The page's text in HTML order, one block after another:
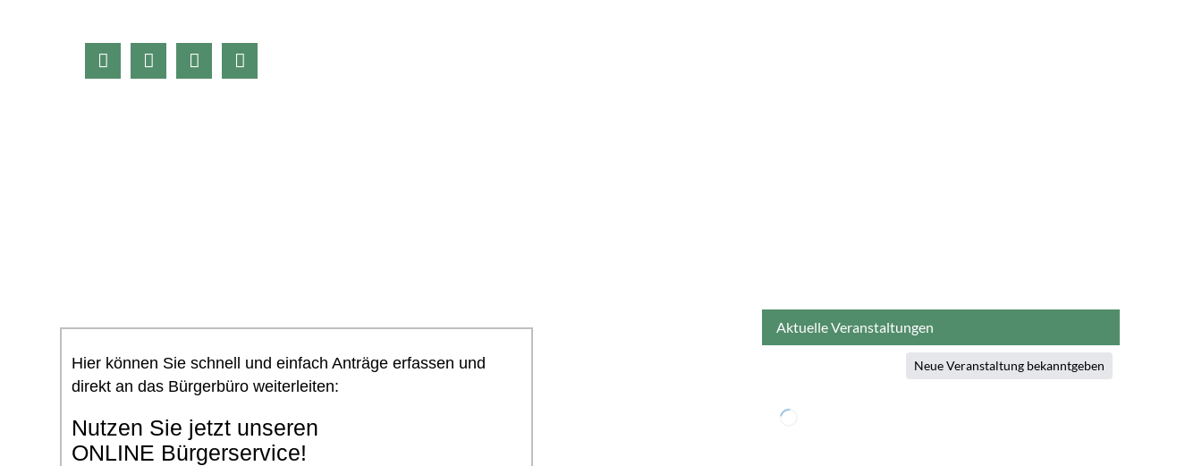
   
Hier können Sie schnell und einfach Anträge erfassen und
direkt an das Bürgerbüro weiterleiten:
Nutzen Sie jetzt unseren
ONLINE Bürgerservice!